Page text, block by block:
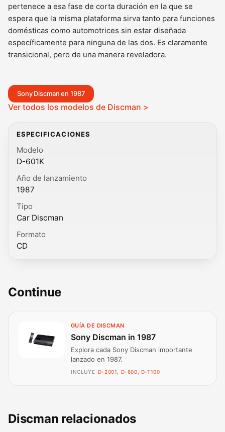
pertenece a esa fase de corta duración en la que se
espera que la misma plataforma sirva tanto para funciones
domésticas como automotrices sin estar diseñada
específicamente para ninguna de las dos. Es claramente
transicional, pero de una manera reveladora.
Sony Discman en 1987
Ver todos los modelos de Discman >
ESPECIFICACIONES
Modelo
D-601K
Año de lanzamiento
1987
Tipo
Car Discman
Formato
CD
Continue
GUÍA DE DISCMAN
Sony Discman in 1987
Explora cada Sony Discman importante
lanzado en 1987.
INCLUYE D-2001, D-600, D-T100
Discman relacionados